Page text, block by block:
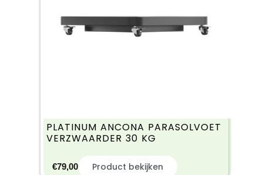
PLATINUM ANCONA PARASOLVOET
VERZWAARDER 30 KG
€79,00 Product bekijken